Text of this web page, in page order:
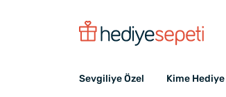
Sevgiliye Özel Kime Hediye